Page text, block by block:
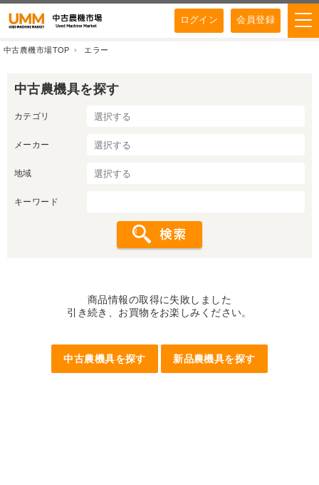
ログイン 会員登録
中古農機市場TOP エラー
中古農機具を探す
カテゴリ
メーカー
地域
キーワード
商品情報の取得に失敗しました
引き続き、お買物をお楽しみください。
中古農機具を探す 新品農機具を探す